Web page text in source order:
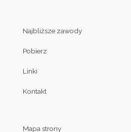
Najbliższe zawody
Pobierz
Linki
Kontakt
Mapa strony